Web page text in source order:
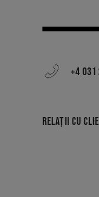
+4 031
RELAȚII CU